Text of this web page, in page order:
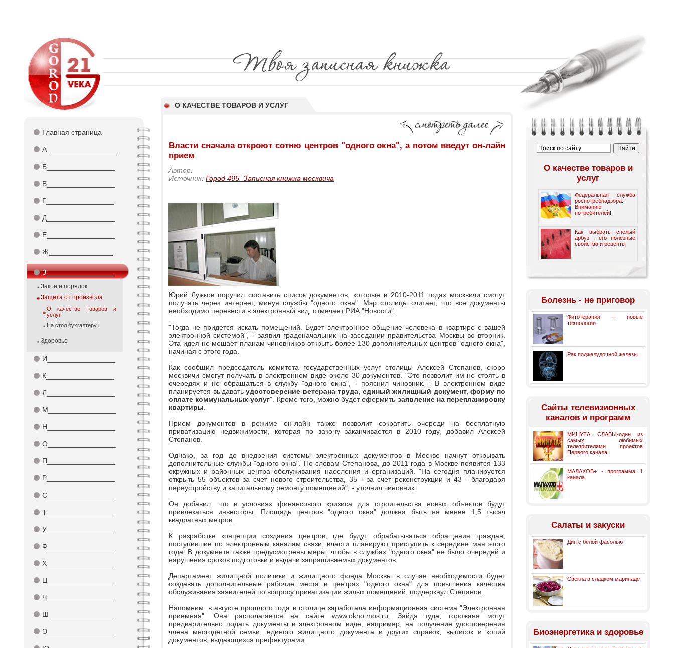
О КАЧЕСТВЕ ТОВАРОВ И УСЛУГ
⚫ Главная страница
⚫ А _________________
⚫ Б_________________
⚫ В_________________
⚫ Г_________________
⚫ Д_________________
⚫ Е_________________
⚫ Ж________________
⚫З_________________
Закон и порядок
Защита от произвола
О качестве товаров и
услуг
На стол бухгалтеру !
Здоровье
⚫ И_________________
⚫ К_________________
⚫ Л_________________
⚫ М_________________
⚫ Н_________________
⚫ О_________________
⚫ П_________________
⚫ Р_________________
⚫ С_________________
⚫ Т_________________
⚫ У_________________
⚫ Ф_________________
⚫ Х_________________
⚫ Ц_________________
⚫ Ч_________________
⚫ Ш________________
⚫ Э_________________
Власти сначала откроют сотню центров "одного окна", а потом введут он-лайн
прием
Автор:
Источник: Город 495. Записная книжка москвича
Юрий Лужков поручил составить список документов, которые в 2010-2011 годах москвичи смогут
получать через интернет, минуя службы "одного окна". Мэр столицы считает, что все документы
необходимо перевести в электронный вид, отмечает РИА "Новости".
"Тогда не придется искать помещений. Будет электронное общение человека в квартире с вашей
электронной системой", - заявил градоначальник на заседании правительства Москвы во вторник.
Эта идея не мешает планам чиновников открыть более 130 дополнительных центров "одного окна",
начиная с этого года.
Как сообщил председатель комитета государственных услуг столицы Алексей Степанов, скоро
москвичи смогут получать в электронном виде около 30 документов. "Это позволит им не стоять в
очередях и не обращаться в службу "одного окна", - пояснил чиновник. - В электронном виде
планируется выдаватьудостоверение ветерана труда, единый жилищный документ, форму по
оплате коммунальных услуг". Кроме того, можно будет оформить заявление на перепланировку
квартиры
Прием документов в режиме он-лайн также позволит сократить очереди на бесплатную
приватизацию недвижимости, которая по закону заканчивается в 2010 году, добавил Алексей
Степанов.
Однако, за год до внедрения системы электронных документов в Москве начнут открывать
дополнительные службы "одного окна". По словам Степанова, до 2011 года в Москве появится 133
окружных и районных центра обслуживания населения и организаций. "На сегодня планируется
открыть 55 объектов за счет нового строительства, 35 - за счет реконструкции и 43 - благодаря
переустройству и капитальному ремонту помещений", - уточнил чиновник.
Он добавил, что в условиях финансового кризиса для строительства новых объектов будут
привлекаться инвесторы. Площадь центров "одного окна" должна быть не менее 1,5 тысяч
квадратных метров.
К разработке концепции создания центров, где будут обрабатываться обращения граждан,
поступившие по электронным каналам связи, власти планируют приступить к середине мая этого
года. В документе также предусмотрены меры, чтобы в службах "одного окна" не было очередей и
нарушения сроков подготовки и выдачи запрашиваемых документов.
Департамент жилищной политики и жилищного фонда Москвы в случае необходимости будет
создавать дополнительные рабочие места в центрах "одного окна" для повышения качества
обслуживания заявителей по вопросу приватизации жилых помещений, подчеркнул Степанов.
Напомним, в августе прошлого года в столице заработала информационная система "Электронная
приемная". Она располагается на сайте www.okno.mos.ru. Зайдя туда, горожане могут
предварительно подать документы в электронном виде, например, на получение удостоверения
члена многодетной семьи, единого жилищного документа и других справок, выписок и копий
документов, выдающихся префектурами.
О качестве товаров и
услуг
Федеральная служба
роспотребнадзора.
Вниманию
потребителей!
Как выбрать спелый
арбуз , его полезные
свойства и рецепты
Болезнь - не приговор
Фитотерапия – новые
технологии
Рак поджелудочной железы
Cайты телевизионных
каналов и программ
МИНУТА СЛАВЫ-один из
самых любимых
телезрителями проектов
Первого канала
МАЛАХОВ+ - программа 1
канала
Салаты и закуски
Дип с белой фасолью
Свекла в сладком маринаде
Биоэнергетика и здоровье